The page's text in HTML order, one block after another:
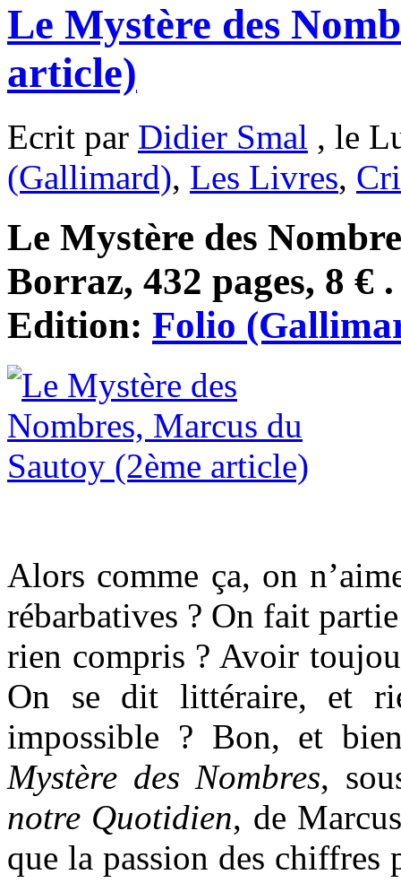
Le Mystère des
article)
Ecrit par Didier Smal , le
(Gallimard), Les Livres,
Le Mystère des
Borraz, 432 pages, 8
Edition: Folio
Alors comme ça, on
rébarbatives ? On fait
rien compris ? Avoir
On se dit littéraire, et
impossible ? Bon, et
Mystère des Nombres,
notre Quotidien, de
que la passion des chiffres